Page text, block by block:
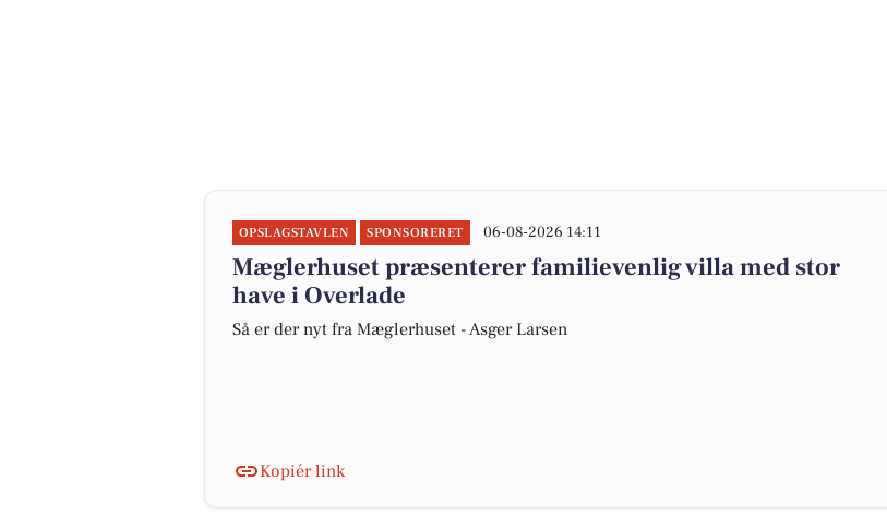
OPSLAGSTAVLEN SPONSORERET 06-08-2026 14:11
Mæglerhuset præsenterer familievenlig villa med stor
have i Overlade
Så er der nyt fra Mæglerhuset - Asger Larsen
Kopiér link